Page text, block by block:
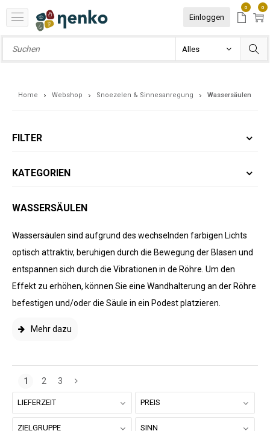
Einloggen
0 0
Home Webshop Snoezelen & Sinnesanregung Wassersäulen
FILTER
KATEGORIEN
WASSERSÄULEN
Wassersäulen sind aufgrund des wechselnden farbigen Lichts
optisch attraktiv, beruhigen durch die Bewegung der Blasen und
entspannen sich durch die Vibrationen in de Röhre. Um den
Effekt zu erhöhen, können Sie eine Wandhalterung an der Röhre
befestigen und/oder die Säule in ein Podest platzieren.
Mehr dazu
1 2 3
LIEFERZEIT PREIS
ZIELGRUPPE SINN